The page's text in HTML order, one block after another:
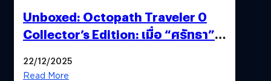
Unboxed: Octopath Traveler 0
Collector’s Edition: เมื่อ “ศรัทธา”
เดียว
22/12/2025
Read More